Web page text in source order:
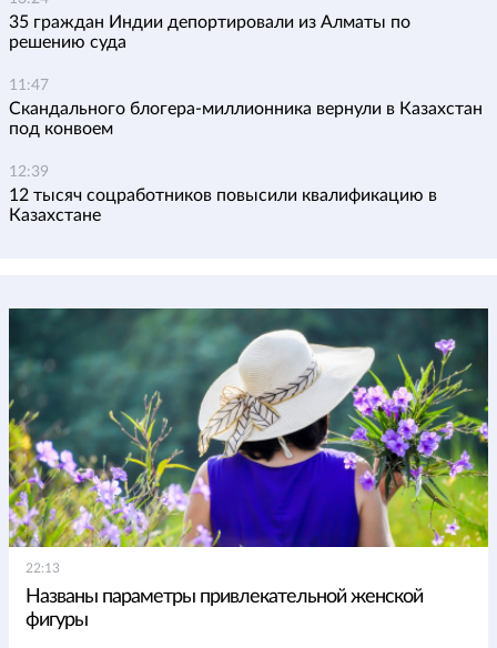
35 граждан Индии депортировали из Алматы по
решению суда
11:47
Скандального блогера-миллионника вернули в Казахстан
под конвоем
12:39
12 тысяч соцработников повысили квалификацию в
Казахстане
22:13
Названы параметры привлекательной женской
фигуры